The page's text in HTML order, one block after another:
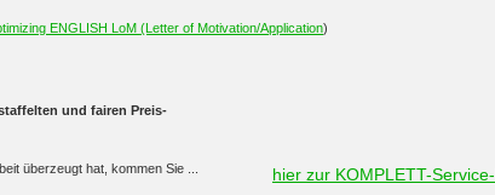
ENGLISH LoM (Letter of Motivation/Application)
und fairen Preis-
überzeugt hat, kommen Sie ... hier zur KOMPLETT-Service-